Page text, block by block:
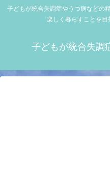
子どもが統合失調症やうつ病などの
楽しく暮らすことを
子どもが統合失調